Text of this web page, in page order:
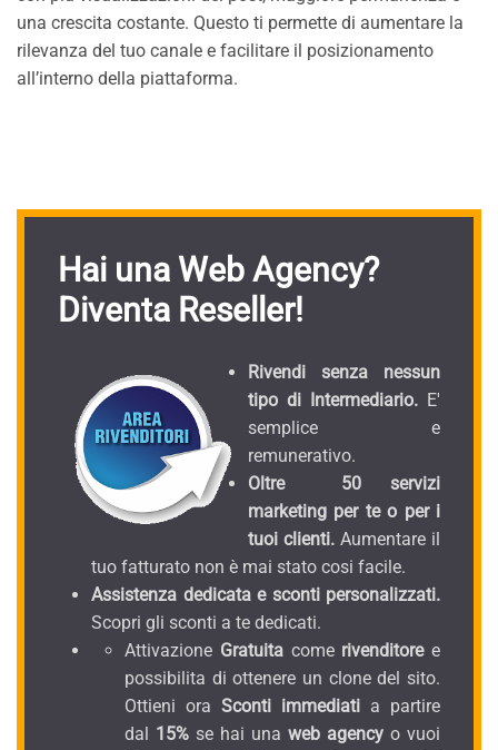
una crescita costante. Questo ti permette di aumentare la
rilevanza del tuo canale e facilitare il posizionamento
all’interno della piattaforma.
Hai una Web Agency?
Diventa Reseller!
Rivendi senza nessun
tipo di Intermediario. E'
semplice e
remunerativo.
Oltre 50 servizi
marketing per te o per i
tuoi clienti. Aumentare il
tuo fatturato non è mai stato cosi facile.
Assistenza dedicata e sconti personalizzati.
Scopri gli sconti a te dedicati.
Attivazione Gratuitacomerivenditoree
possibilita di ottenere un clone del sito.
Ottieni ora Sconti immediati a partire
dal 15% se hai una web agency o vuoi